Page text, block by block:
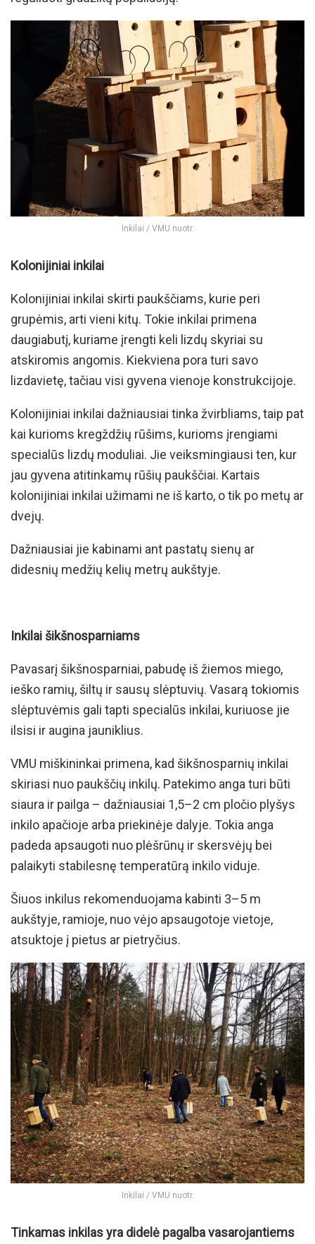
Inkilai / VMU nuotr.
Kolonijiniai inkilai
Kolonijiniai inkilai skirti paukščiams, kurie peri
grupėmis, arti vieni kitų. Tokie inkilai primena
daugiabutį, kuriame įrengti keli lizdų skyriai su
atskiromis angomis. Kiekviena pora turi savo
lizdavietę, tačiau visi gyvena vienoje konstrukcijoje.
Kolonijiniai inkilai dažniausiai tinka žvirbliams, taip pat
kai kurioms kregždžių rūšims, kurioms įrengiami
specialūs lizdų moduliai. Jie veiksmingiausi ten, kur
jau gyvena atitinkamų rūšių paukščiai. Kartais
kolonijiniai inkilai užimami ne iš karto, o tik po metų ar
dvejų.
Dažniausiai jie kabinami ant pastatų sienų ar
didesnių medžių kelių metrų aukštyje.
Inkilai šikšnosparniams
Pavasarį šikšnosparniai, pabudę iš žiemos miego,
ieško ramių, šiltų ir sausų slėptuvių. Vasarą tokiomis
slėptuvėmis gali tapti specialūs inkilai, kuriuose jie
ilsisi ir augina jauniklius.
VMU miškininkai primena, kad šikšnosparnių inkilai
skiriasi nuo paukščių inkilų. Patekimo anga turi būti
siaura ir pailga – dažniausiai 1,5–2 cm pločio plyšys
inkilo apačioje arba priekinėje dalyje. Tokia anga
padeda apsaugoti nuo plėšrūnų ir skersvėjų bei
palaikyti stabilesnę temperatūrą inkilo viduje.
Šiuos inkilus rekomenduojama kabinti 3–5 m
aukštyje, ramioje, nuo vėjo apsaugotoje vietoje,
atsuktoje į pietus ar pietryčius.
Inkilai / VMU nuotr.
Tinkamas inkilas yra didelė pagalba vasarojantiems